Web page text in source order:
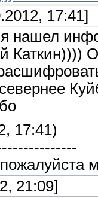
17:41]
я нашел
Каткин))))
17:41)
21:09]